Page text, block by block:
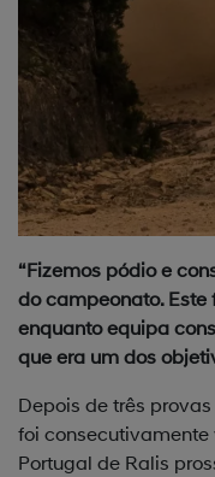
“Fizemos pódio e
do campeonato.
enquanto equipa
que era um dos
Depois de três
foi consecutivamente
Portugal de Ralis